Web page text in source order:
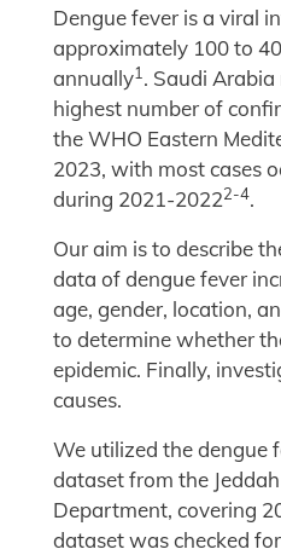
Dengue fever is a viral
approximately 100 to
annually1 . Saudi
highest number of
the WHO Eastern
2023, with most cases
during 2021-20222-4.
Our aim is to describe
data of dengue fever
age, gender, location,
to determine whether
epidemic. Finally,
causes.
We utilized the dengue
dataset from the
Department, covering
dataset was checked